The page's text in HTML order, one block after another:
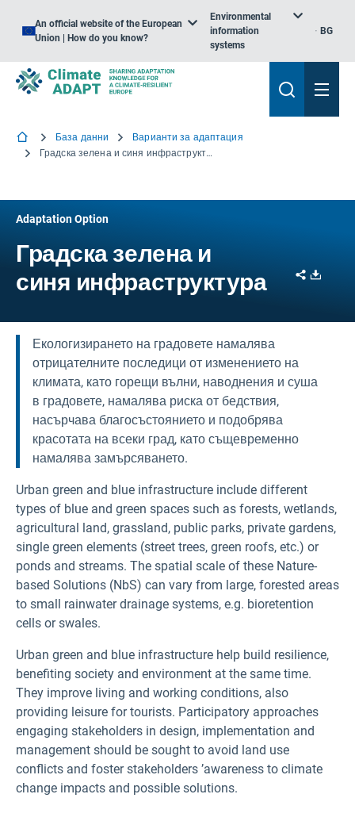
An official website of the European
Union | How do you know?
Environmental
information
systems
BG
База данни
Варианти за адаптация
Градска зелена и синя инфраструктура
Adaptation Option
Градска зелена и
синя инфраструктура
Share
Екологизирането на градовете намалява
отрицателните последици от изменението на
климата, като горещи вълни, наводнения и суша
в градовете, намалява риска от бедствия,
насърчава благосъстоянието и подобрява
красотата на всеки град, като същевременно
намалява замърсяването.
Urban green and blue infrastructure include different
types of blue and green spaces such as forests, wetlands,
agricultural land, grassland, public parks, private gardens,
single green elements (street trees, green roofs, etc.) or
ponds and streams. The spatial scale of these Nature-
based Solutions (NbS) can vary from large, forested areas
to small rainwater drainage systems, e.g. bioretention
cells or swales.
Urban green and blue infrastructure help build resilience,
benefiting society and environment at the same time.
They improve living and working conditions, also
providing leisure for tourists. Participatory approaches
engaging stakeholders in design, implementation and
management should be sought to avoid land use
conflicts and foster stakeholders ’awareness to climate
change impacts and possible solutions.